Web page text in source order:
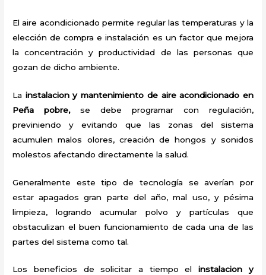
El aire acondicionado permite regular las temperaturas y la
elección de compra e instalación es un factor que mejora
la concentración y productividad de las personas que
gozan de dicho ambiente.
La instalacion y mantenimiento de aire acondicionado en
Peña pobre,se debe programar con regulación,
previniendo y evitando que las zonas del sistema
acumulen malos olores, creación de hongos y sonidos
molestos afectando directamente la salud.
Generalmente este tipo de tecnología se averían por
estar apagados gran parte del año, mal uso, y pésima
limpieza, logrando acumular polvo y partículas que
obstaculizan el buen funcionamiento de cada una de las
partes del sistema como tal.
Los beneficios de solicitar a tiempo elinstalacion y